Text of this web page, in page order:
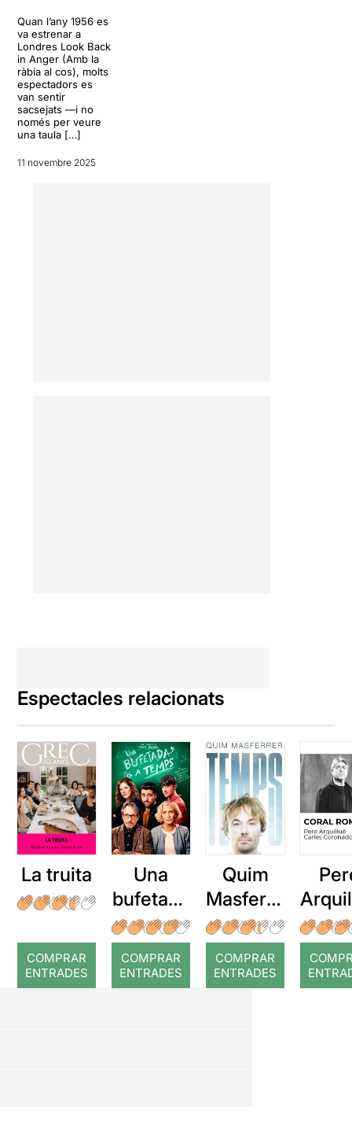
Quan l’any 1956 es
va estrenar a
Londres Look Back
in Anger (Amb la
ràbia al cos), molts
espectadors es
van sentir
sacsejats —i no
només per veure
una taula […]
11 novembre 2025
Espectacles relacionats
La truita
COMPRAR
ENTRADES
Una
bufetada
a temps
COMPRAR
ENTRADES
Quim
Masferre
r: Temps
COMPRAR
ENTRADES
: